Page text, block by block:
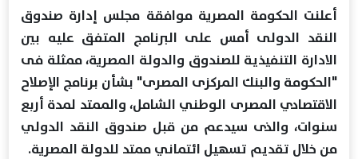
أعلنت الحكومة المصرية موافقة مجلس إدارة صندوق
النقد الدولى أمس على البرنامج المتفق عليه بين
الادارة التنفيذية للصندوق والدولة المصرية، ممثلة فى
"الحكومة والبنك المركزى المصرى" بشأن برنامج الإصلاح
الاقتصادي المصرى الوطني الشامل، والممتد لمدة أربع
سنوات، والذى سيدعم من قبل صندوق النقد الدولي
من خلال تقديم تسهيل ائتماني ممتد للدولة المصرية.